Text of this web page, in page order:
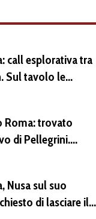
call esplorativa tra
Sul tavolo le
Roma: trovato
di Pellegrini.
anno
Nusa sul suo
di lasciare il